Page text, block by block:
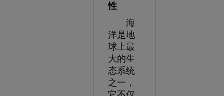
性
海
洋是地
球上最
大的生
态系统
之一，